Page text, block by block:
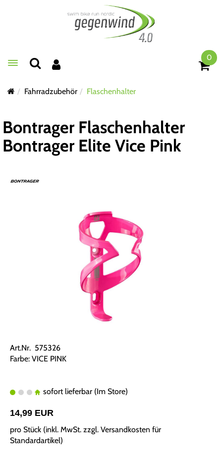
Toggle navigation
0
Fahrradzubehör Flaschenhalter
Bontrager Flaschenhalter
Bontrager Elite Vice Pink
Art.Nr. 575326
Farbe: VICE PINK
sofort lieferbar (Im Store)
14,99 EUR
pro Stück (inkl. MwSt. zzgl. Versandkosten für
Standardartikel)